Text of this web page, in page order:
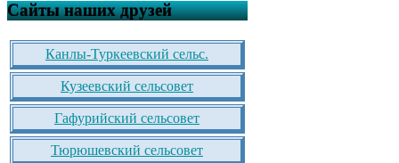
Сайты наших друзей
Канлы-Туркеевский сельс.
Кузеевский сельсовет
Гафурийский сельсовет
Тюрюшевский сельсовет